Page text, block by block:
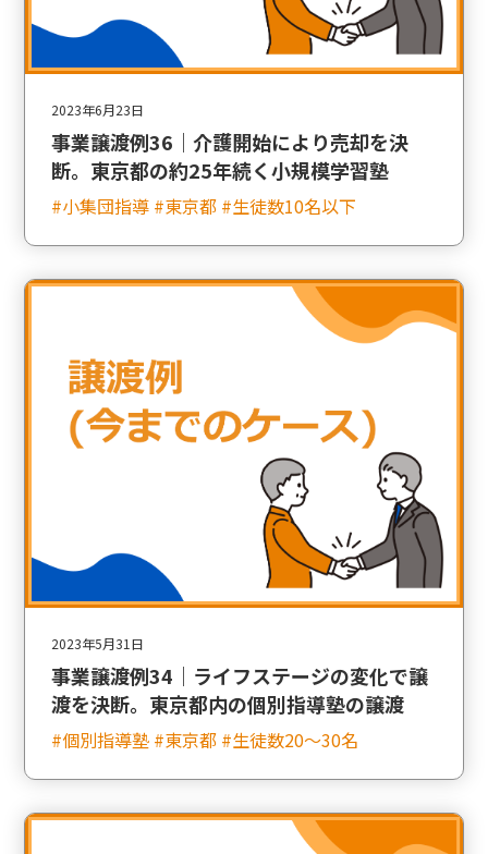
2023年6月23日
事業譲渡例36｜介護開始により売却を決
断。東京都の約25年続く小規模学習塾
#小集団指導 #東京都 #生徒数10名以下
2023年5月31日
事業譲渡例34｜ライフステージの変化で譲
渡を決断。東京都内の個別指導塾の譲渡
#個別指導塾 #東京都 #生徒数20〜30名